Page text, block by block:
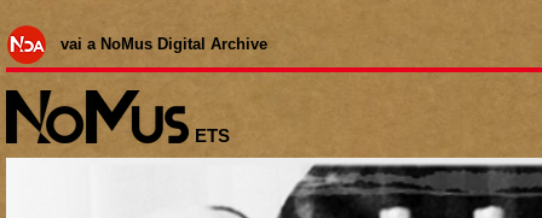
vai a NoMus Digital Archive
ETS